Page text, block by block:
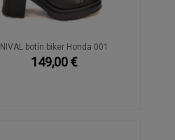
NIVAL botín biker Honda 001
149,00 €